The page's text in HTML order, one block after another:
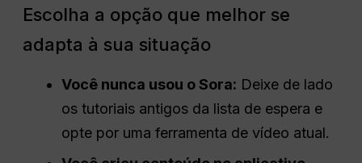
Escolha a opção que melhor se
adapta à sua situação
Você nunca usou o Sora: Deixe de lado
os tutoriais antigos da lista de espera e
opte por uma ferramenta de vídeo atual.